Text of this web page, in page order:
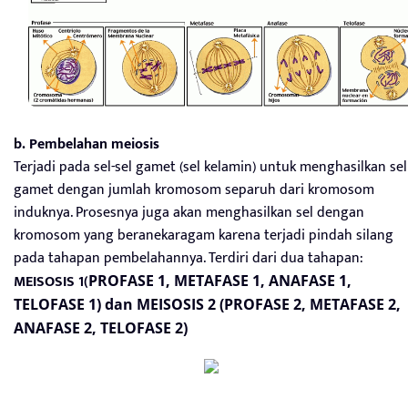
b. Pembelahan meiosis
Terjadi pada sel-sel gamet (sel kelamin) untuk menghasilkan sel
gamet dengan jumlah kromosom separuh dari kromosom
induknya. Prosesnya juga akan menghasilkan sel dengan
kromosom yang beranekaragam karena terjadi pindah silang
pada tahapan pembelahannya. Terdiri dari dua tahapan:
MEISOSIS 1(PROFASE 1, METAFASE 1, ANAFASE 1,
TELOFASE 1) dan MEISOSIS 2 (PROFASE 2, METAFASE 2,
ANAFASE 2, TELOFASE 2)